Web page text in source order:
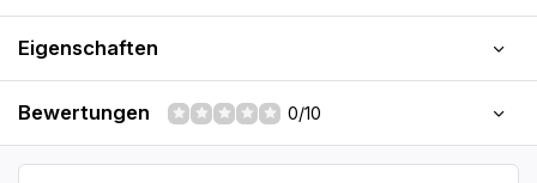
Eigenschaften
Bewertungen 0/10